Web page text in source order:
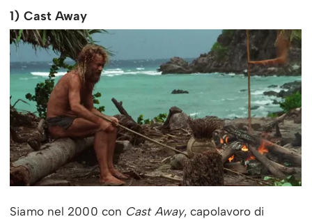
1) Cast Away
Siamo nel 2000 con Cast Away, capolavoro di